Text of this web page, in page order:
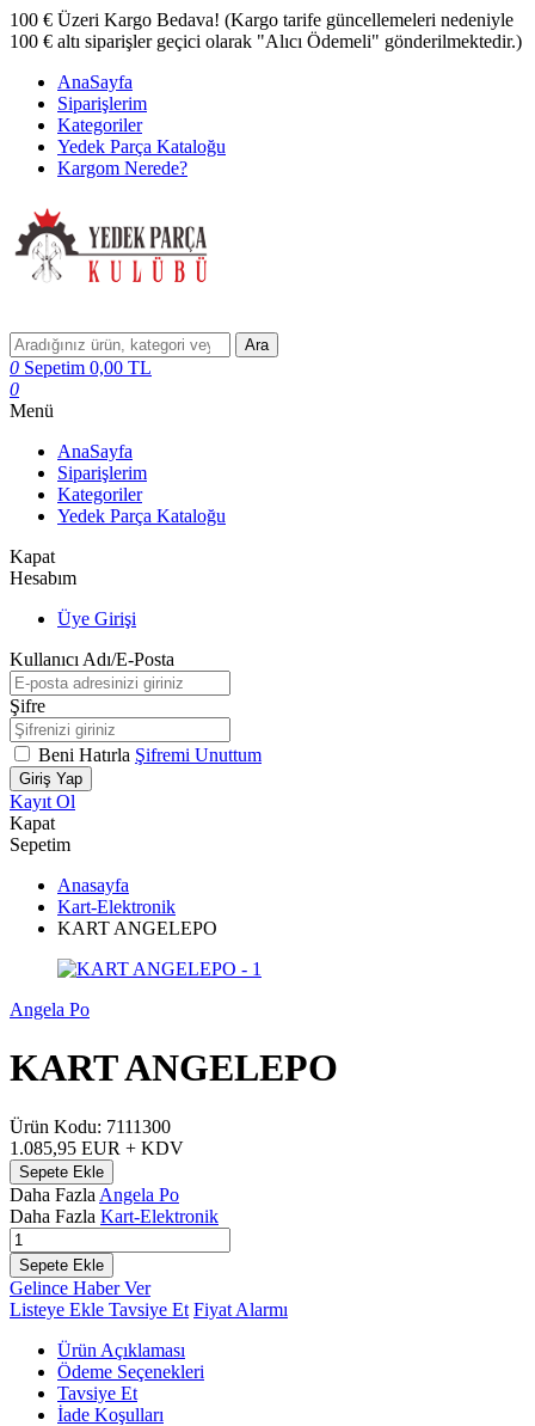
100 € Üzeri Kargo Bedava! (Kargo tarife güncellemeleri nedeniyle
100 € altı siparişler geçici olarak "Alıcı Ödemeli" gönderilmektedir.)
AnaSayfa
Siparişlerim
Kategoriler
Yedek Parça Kataloğu
Kargom Nerede?
Ara
0 Sepetim 0,00 TL
0
Menü
AnaSayfa
Siparişlerim
Kategoriler
Yedek Parça Kataloğu
Kapat
Hesabım
Üye Girişi
Kullanıcı Adı/E-Posta
Şifre
Beni Hatırla Şifremi Unuttum
Giriş Yap
Kayıt Ol
Kapat
Sepetim
Anasayfa
Kart-Elektronik
KART ANGELEPO
Angela Po
KART ANGELEPO
Ürün Kodu: 7111300
1.085,95 EUR + KDV
Sepete Ekle
Daha Fazla Angela Po
Daha Fazla Kart-Elektronik
Sepete Ekle
Gelince Haber Ver
Listeye Ekle Tavsiye Et Fiyat Alarmı
Ürün Açıklaması
Ödeme Seçenekleri
Tavsiye Et
İade Koşulları